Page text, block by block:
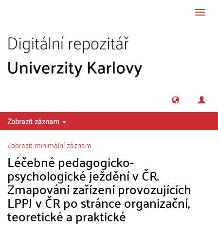
Zobrazit záznam
Zobrazit minimální záznam
Léčebné pedagogicko-
psychologické ježdění v ČR.
Zmapování zařízení provozujících
LPPJ v ČR po stránce organizační,
teoretické a praktické